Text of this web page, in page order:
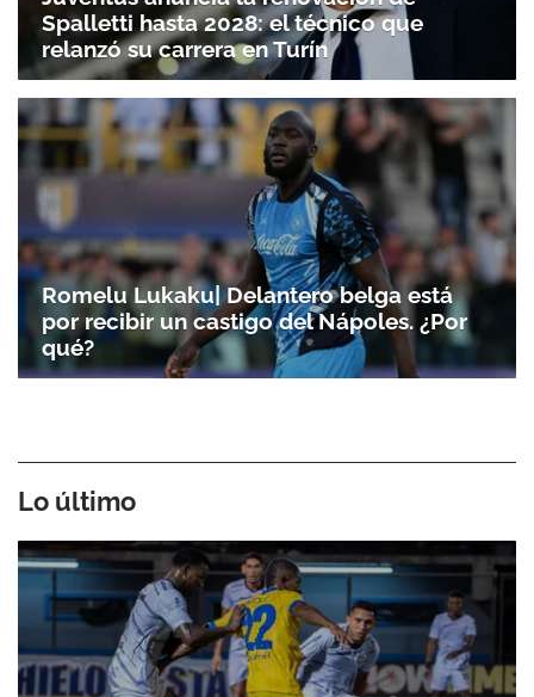
Spalletti hasta 2028: el técnico que
relanzó su carrera en Turín
Romelu Lukaku| Delantero belga está
por recibir un castigo del Nápoles. ¿Por
qué?
Lo último